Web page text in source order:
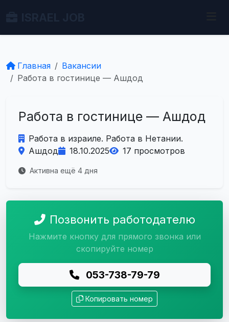
Главная
Вакансии
Работа в гостинице — Ашдод
Работа в гостинице — Ашдод
Работа в израиле. Работа в Нетании.
Ашдод
18.10.2025 17 просмотров
Активна ещё 4 дня
Позвонить работодателю
Нажмите кнопку для прямого звонка или
скопируйте номер
053-738-79-79
Копировать номер